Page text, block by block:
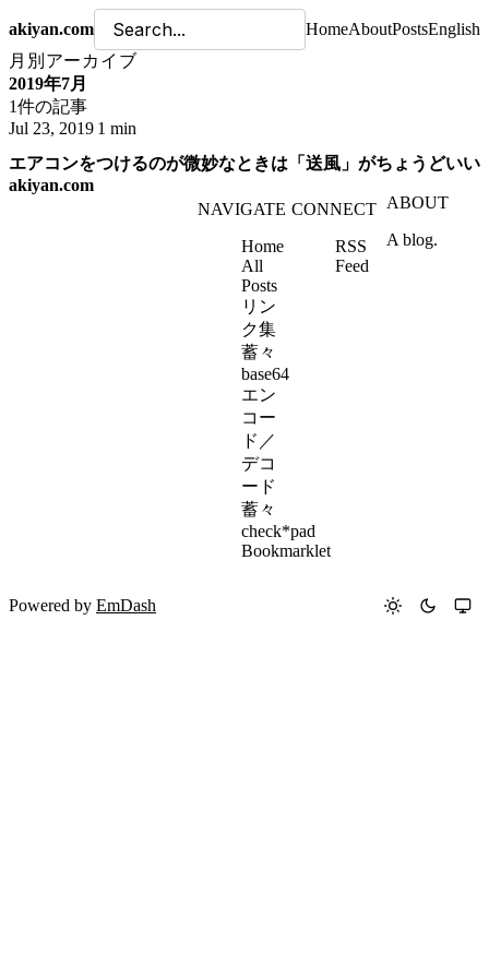
akiyan.com HomeAboutPostsEnglish
月別アーカイブ
2019年7月
1件の記事
Jul 23, 2019 1 min
エアコンをつけるのが微妙なときは「送風」がちょうどいい
akiyan.com
NAVIGATE
Home
All
Posts
リン
ク集
蓄々
base64
エン
コー
ド／
デコ
ード
蓄々
check*pad
Bookmarklet
CONNECT
RSS
Feed
ABOUT
A blog.
Powered by EmDash